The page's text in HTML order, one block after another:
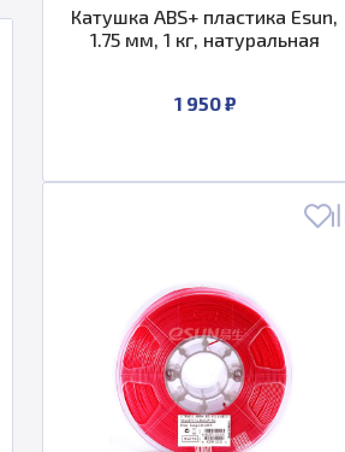
Катушка ABS+ пластика Esun,
1.75 мм, 1 кг, натуральная
1 950 ₽